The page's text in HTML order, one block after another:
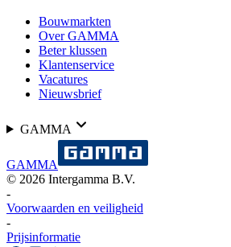
Bouwmarkten
Over GAMMA
Beter klussen
Klantenservice
Vacatures
Nieuwsbrief
GAMMA
GAMMA
© 2026 Intergamma B.V.
-
Voorwaarden en veiligheid
-
Prijsinformatie